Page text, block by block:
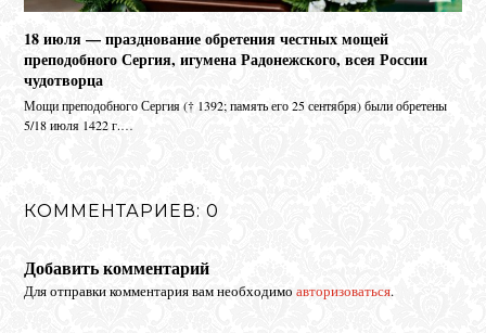
18 июля — празднование обретения честных мощей
преподобного Сергия, игумена Радонежского, всея России
чудотворца
Мо­щи пре­по­доб­но­го Сер­гия († 1392; па­мять его 25 сен­тяб­ря) бы­ли об­ре­те­ны
5/18 июля 1422 г.…
КОММЕНТАРИЕВ: 0
Добавить комментарий
Для отправки комментария вам необходимоавторизоваться.